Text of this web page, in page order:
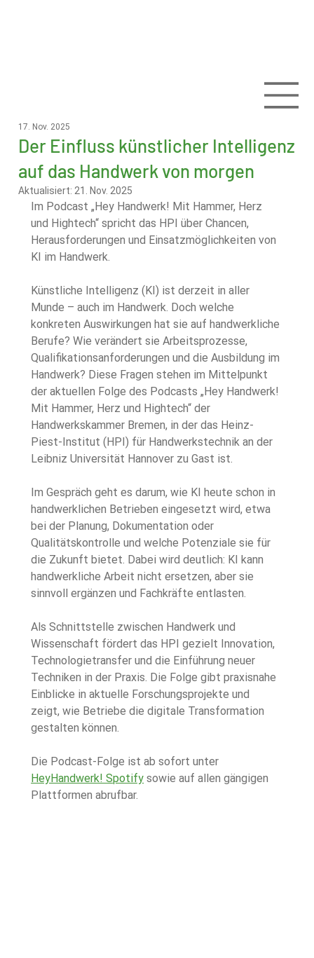
Der Einfluss künstlicher Intelligenz
auf das Handwerk von morgen
17. Nov. 2025
Aktualisiert: 21. Nov. 2025
Im Podcast „Hey Handwerk! Mit Hammer, Herz
und Hightech“ spricht das HPI über Chancen,
Herausforderungen und Einsatzmöglichkeiten von
KI im Handwerk.
Künstliche Intelligenz (KI) ist derzeit in aller
Munde – auch im Handwerk. Doch welche
konkreten Auswirkungen hat sie auf handwerkliche
Berufe? Wie verändert sie Arbeitsprozesse,
Qualifikationsanforderungen und die Ausbildung im
Handwerk? Diese Fragen stehen im Mittelpunkt
der aktuellen Folge des Podcasts „Hey Handwerk!
Mit Hammer, Herz und Hightech“ der
Handwerkskammer Bremen, in der das Heinz-
Piest-Institut (HPI) für Handwerkstechnik an der
Leibniz Universität Hannover zu Gast ist.
Im Gespräch geht es darum, wie KI heute schon in
handwerklichen Betrieben eingesetzt wird, etwa
bei der Planung, Dokumentation oder
Qualitätskontrolle und welche Potenziale sie für
die Zukunft bietet. Dabei wird deutlich: KI kann
handwerkliche Arbeit nicht ersetzen, aber sie
sinnvoll ergänzen und Fachkräfte entlasten.
Als Schnittstelle zwischen Handwerk und
Wissenschaft fördert das HPI gezielt Innovation,
Technologietransfer und die Einführung neuer
Techniken in der Praxis. Die Folge gibt praxisnahe
Einblicke in aktuelle Forschungsprojekte und
zeigt, wie Betriebe die digitale Transformation
gestalten können.
Die Podcast-Folge ist ab sofort unter
HeyHandwerk! Spotify sowie auf allen gängigen
Plattformen abrufbar.